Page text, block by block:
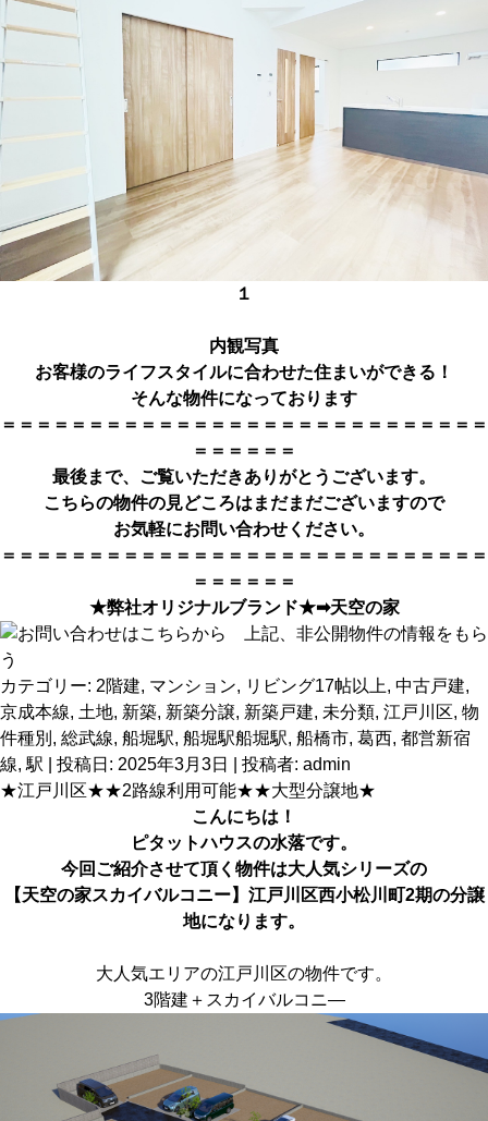
１
内観写真
お客様のライフスタイルに合わせた住まいができる！
そんな物件になっております
＝＝＝＝＝＝＝＝＝＝＝＝＝＝＝＝＝＝＝＝＝＝＝＝＝＝＝＝
＝＝＝＝＝＝
最後まで、ご覧いただきありがとうございます。
こちらの物件の見どころはまだまだございますので
お気軽にお問い合わせください。
＝＝＝＝＝＝＝＝＝＝＝＝＝＝＝＝＝＝＝＝＝＝＝＝＝＝＝＝
＝＝＝＝＝＝
★弊社オリジナルブランド★➡天空の家
カテゴリー: 2階建, マンション, リビング17帖以上, 中古戸建,
京成本線, 土地, 新築, 新築分譲, 新築戸建, 未分類, 江戸川区, 物
件種別 , 総武線, 船堀駅, 船堀駅船堀駅, 船橋市, 葛西, 都営新宿
線, 駅 | 投稿日: 2025年3月3日 投稿者: admin
★江戸川区★★2路線利用可能★★大型分譲地★
こんにちは！
ピタットハウスの水落です。
今回ご紹介させて頂く物件は大人気シリーズの
【天空の家スカイバルコニー】江戸川区西小松川町2期の分譲
地になります。
大人気エリアの江戸川区の物件です。
3階建＋スカイバルコニ―